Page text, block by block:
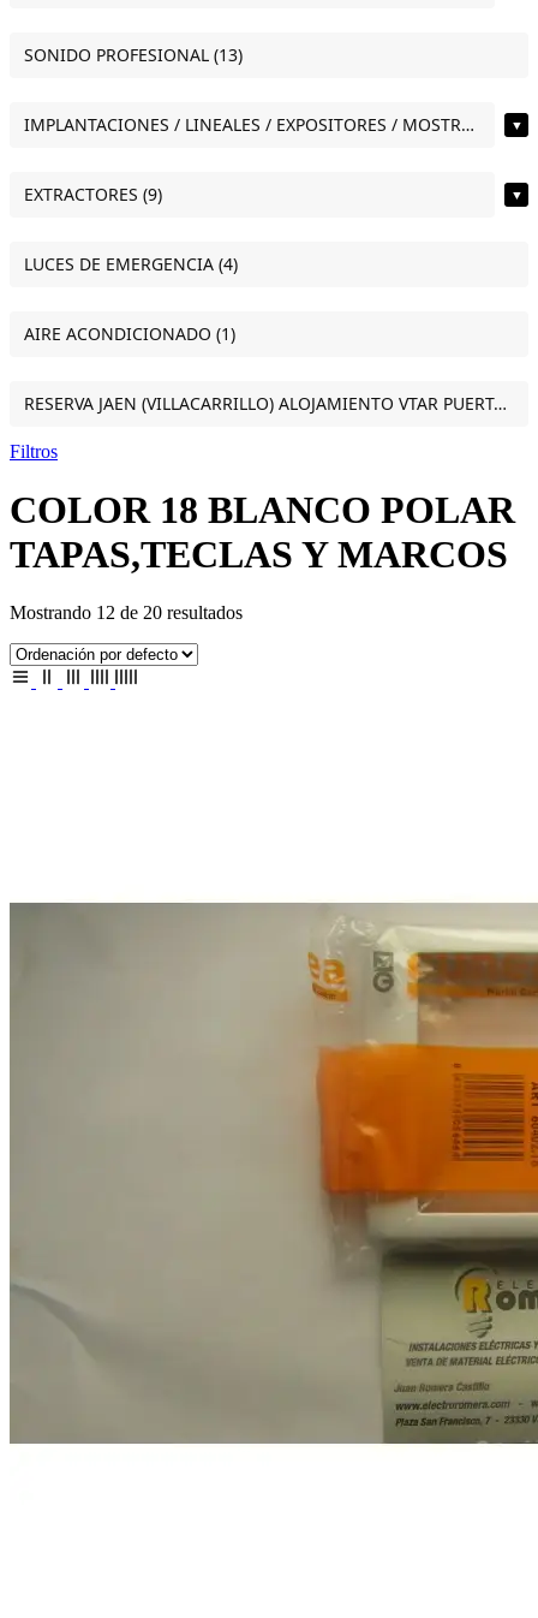
SONIDO PROFESIONAL (13)
IMPLANTACIONES / LINEALES / EXPOSITORES / MOSTRADORES (11) ▼
EXTRACTORES (9) ▼
LUCES DE EMERGENCIA (4)
AIRE ACONDICIONADO (1)
RESERVA JAEN (VILLACARRILLO) ALOJAMIENTO VTAR PUERTA DEL SOL ESTUDIO VILLACARRILLO (JAEN) (1)
Filtros
COLOR 18 BLANCO POLAR
TAPAS,TECLAS Y MARCOS
Mostrando 12 de 20 resultados